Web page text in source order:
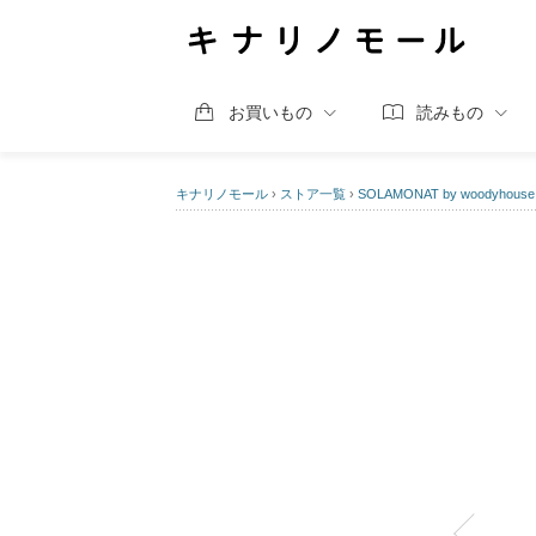
お買いもの 読みもの
キナリノモール › ストア一覧 › SOLAMONAT by woodyhouse